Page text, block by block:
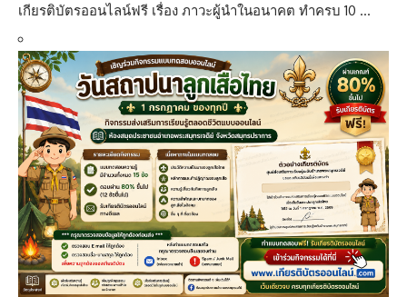
เกียรติบัตรออนไลน์ฟรี เรื่อง ภาวะผู้นำในอนาคต ทำครบ 10 …